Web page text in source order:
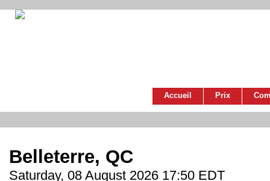
Accueil Prix
Belleterre, QC
Saturday, 08 August 2026 17:50 EDT